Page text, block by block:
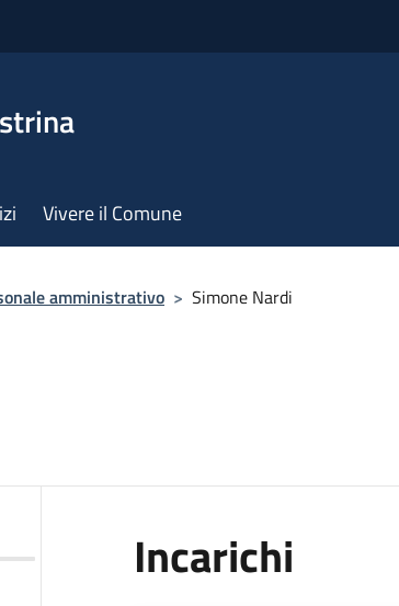
Vivere il Comune
amministrativo > Simone Nardi
Incarichi